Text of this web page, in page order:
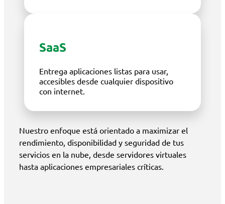
SaaS
Entrega aplicaciones listas para usar,
accesibles desde cualquier dispositivo
con internet.
Nuestro enfoque está orientado a maximizar el
rendimiento, disponibilidad y seguridad de tus
servicios en la nube, desde servidores virtuales
hasta aplicaciones empresariales críticas.